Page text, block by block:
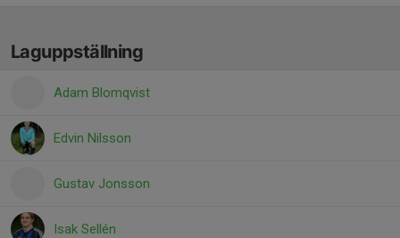
Laguppställning
Adam Blomqvist
Edvin Nilsson
Gustav Jonsson
Isak Sellén